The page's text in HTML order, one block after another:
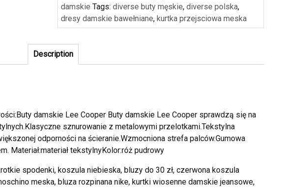
damskie Tags:diverse buty męskie,diverse polska,
dresy damskie bawełniane,kurtka przejsciowa meska
Description
damskie Lee Cooper Buty damskie Lee Cooper sprawdzą się na
sznurowanie z metalowymi przelotkami.Tekstylna
odporności na ścieranie.Wzmocniona strefa palców.Gumowa
Materiał:materiał tekstylnyKolor:róż pudrowy
spodenki, koszula niebieska, bluzy do 30 zł, czerwona koszula
meska, bluza rozpinana nike, kurtki wiosenne damskie jeansowe,